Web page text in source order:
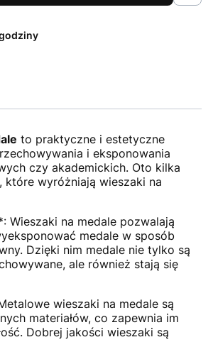
to praktyczne i estetyczne
i eksponowania
czy akademickich. Oto kilka
które wyróżniają wieszaki na
Wieszaki na medale pozwalają
medale w sposób
Dzięki nim medale nie tylko są
ale również stają się
wieszaki na medale są
materiałów, co zapewnia im
Dobrej jakości wieszaki są